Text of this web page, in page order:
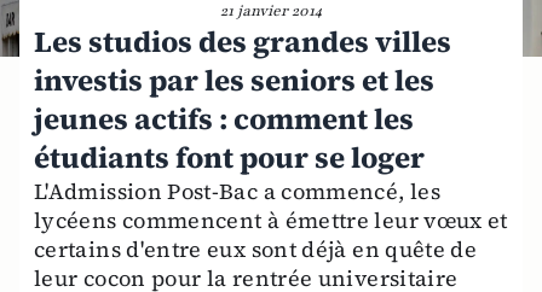
21 janvier 2014
Les studios des grandes villes
investis par les seniors et les
jeunes actifs : comment les
étudiants font pour se loger
L'Admission Post-Bac a commencé, les
lycéens commencent à émettre leur vœux et
certains d'entre eux sont déjà en quête de
leur cocon pour la rentrée universitaire